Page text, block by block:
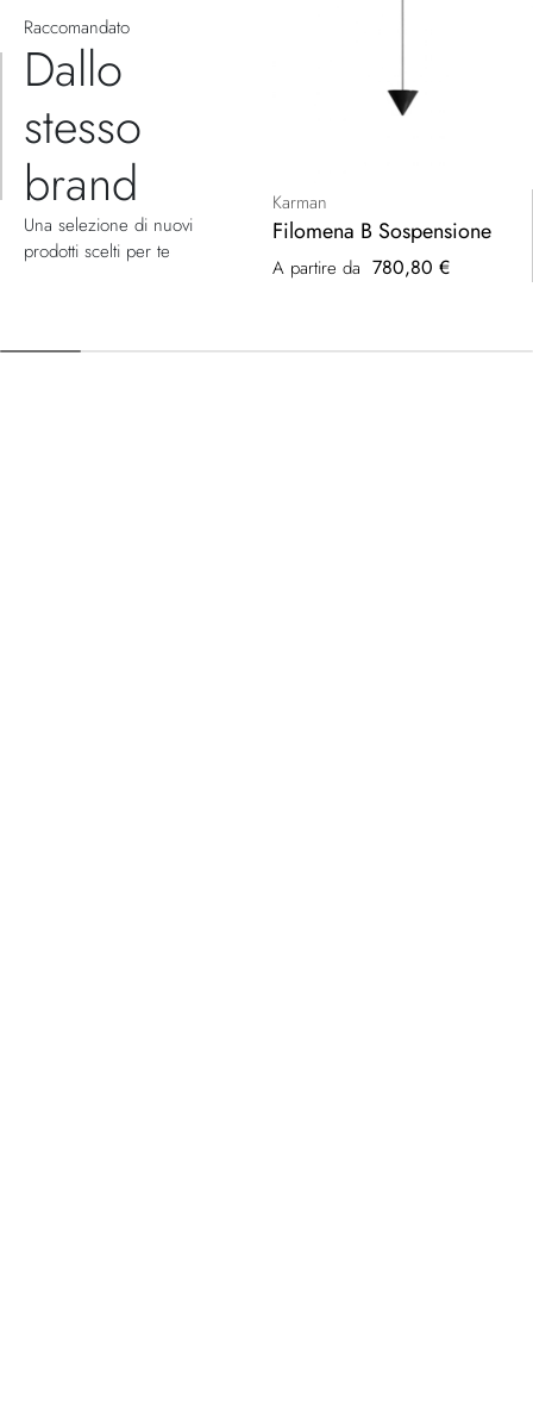
Raccomandato
Dallo
stesso
brand
Una selezione di nuovi
prodotti scelti per te
Karman
Filomena B Sospensione
A partire da 780,80 €